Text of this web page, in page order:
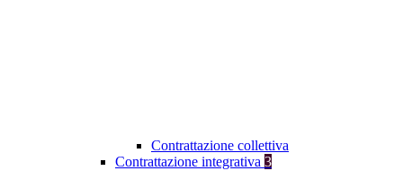
Contrattazione collettiva
Contrattazione integrativa 3